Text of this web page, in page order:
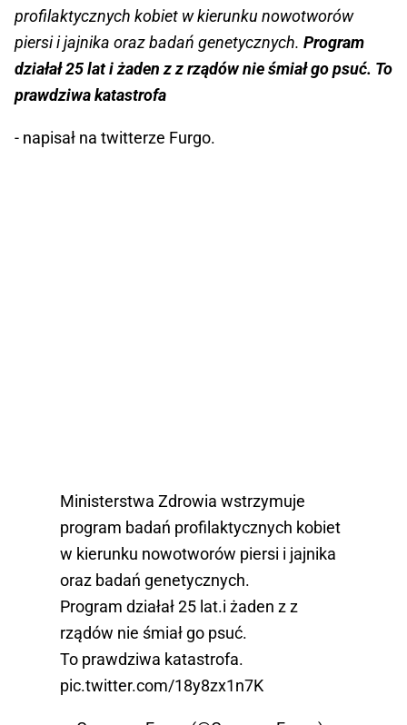
profilaktycznych kobiet w kierunku nowotworów
piersi i jajnika oraz badań genetycznych. Program
działał 25 lat i żaden z z rządów nie śmiał go psuć. To
prawdziwa katastrofa
- napisał na twitterze Furgo.
Ministerstwa Zdrowia wstrzymuje
program badań profilaktycznych kobiet
w kierunku nowotworów piersi i jajnika
oraz badań genetycznych.
Program działał 25 lat.i żaden z z
rządów nie śmiał go psuć.
To prawdziwa katastrofa.
pic.twitter.com/18y8zx1n7K